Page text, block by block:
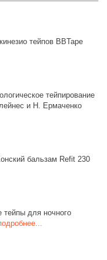
тейпов BBTape
тейпирование
и Н. Ермаченко
бальзам Refit 230
для ночного